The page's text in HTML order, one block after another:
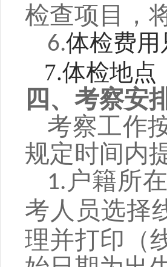
检查项目，
6.体检费
7.体检地点
四、考察安
考察工作
规定时间内
1. 户籍所
考人员选择
理并打印（